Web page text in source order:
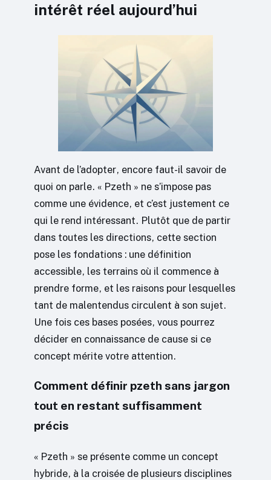
intérêt réel aujourd’hui
Avant de l’adopter, encore faut-il savoir de
quoi on parle. « Pzeth » ne s’impose pas
comme une évidence, et c’est justement ce
qui le rend intéressant. Plutôt que de partir
dans toutes les directions, cette section
pose les fondations : une définition
accessible, les terrains où il commence à
prendre forme, et les raisons pour lesquelles
tant de malentendus circulent à son sujet.
Une fois ces bases posées, vous pourrez
décider en connaissance de cause si ce
concept mérite votre attention.
Comment définir pzeth sans jargon
tout en restant suffisamment
précis
« Pzeth » se présente comme un concept
hybride, à la croisée de plusieurs disciplines